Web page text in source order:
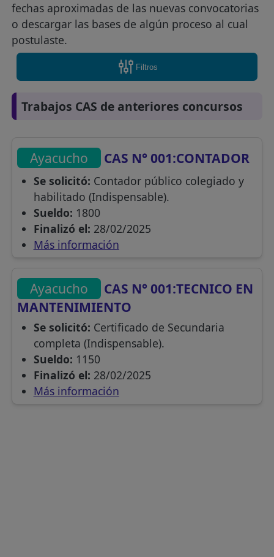
fechas aproximadas de las nuevas convocatorias
o descargar las bases de algún proceso al cual
postulaste.
Filtros
Trabajos CAS de anteriores concursos
Ayacucho CAS N° 001:CONTADOR
Se solicitó: Contador público colegiado y
habilitado (Indispensable).
Sueldo: 1800
Finalizó el: 28/02/2025
Más información
Ayacucho
CAS N° 001:TECNICO EN
MANTENIMIENTO
Se solicitó: Certificado de Secundaria
completa (Indispensable).
Sueldo: 1150
Finalizó el: 28/02/2025
Más información